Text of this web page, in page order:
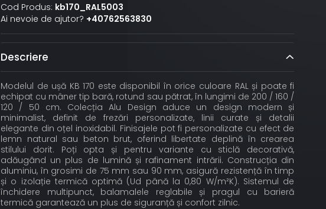
Cod Produs: kb170_RAL5003
Ai nevoie de ajutor? +40762563830
Descriere
Modelul de ușă KB 170 este disponibil în orice culoare RAL și poate fi
echipat cu mâner tip bară, rotund sau pătrat, în lungimi de 200 / 160 /
120 / 50 cm. Colecția Alu Design aduce un design modern și
minimalist, definit de frezări personalizate, linii curate și detalii
elegante din oțel inoxidabil. Finisajele pot fi personalizate cu efect de
lemn natural sau beton brut, oferind libertate deplină în crearea
stilului dorit. Poți opta și pentru variante cu sticlă decorativă,
adăugând un plus de lumină și rafinament intrării. Construcția din
aluminiu, în grosimi de 75 mm sau 90 mm, asigură rezistență în timp
și o izolație termică optimă (Ud până la 0,80 W/m²K). Sistemul de
închidere multipunct, balamalele reglabile și pragul cu barieră
termică garantează un plus de siguranță și confort zilnic.